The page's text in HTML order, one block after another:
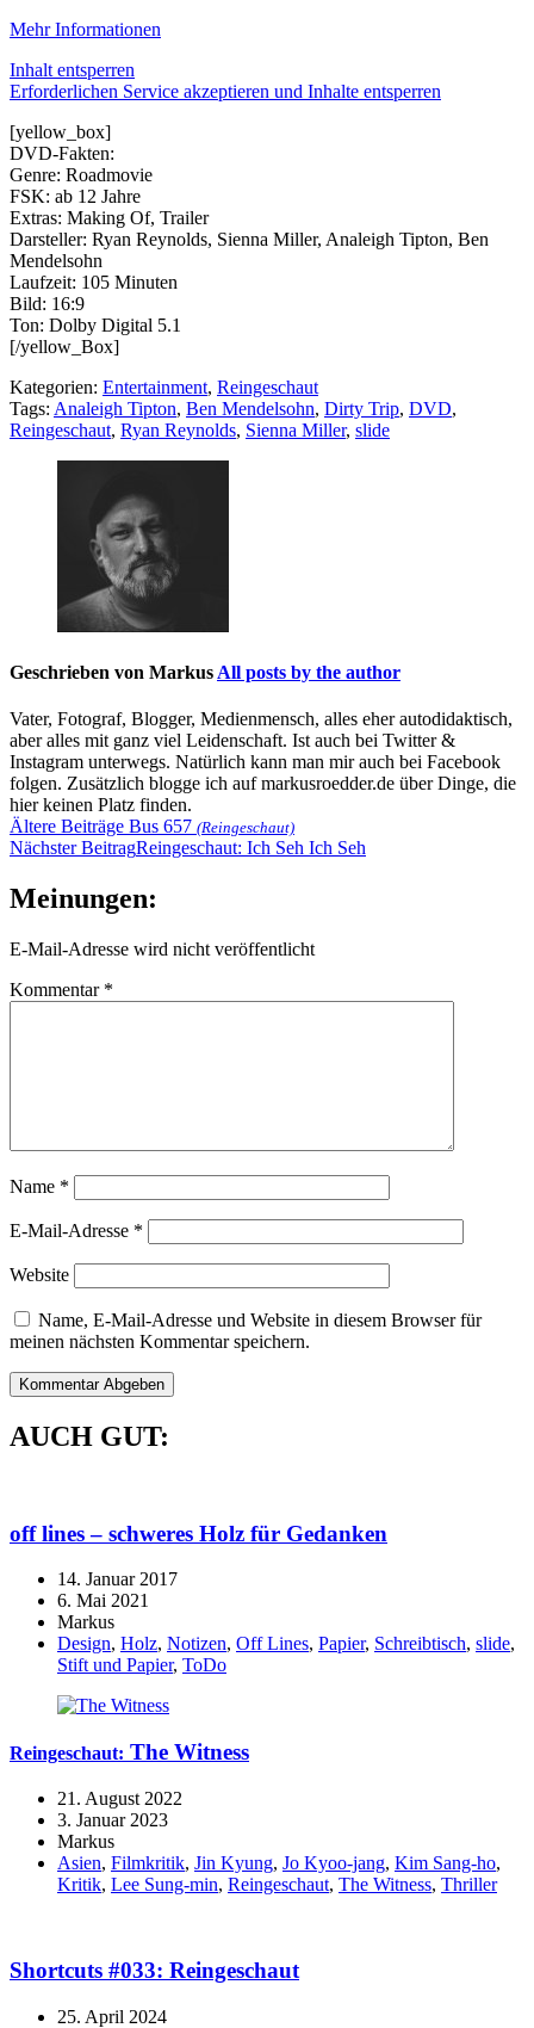
Mehr Informationen
Inhalt entsperren
Erforderlichen Service akzeptieren und Inhalte entsperren
[yellow_box]
DVD-Fakten:
Genre: Roadmovie
FSK: ab 12 Jahre
Extras: Making Of, Trailer
Darsteller: Ryan Reynolds, Sienna Miller, Analeigh Tipton, Ben
Mendelsohn
Laufzeit: 105 Minuten
Bild: 16:9
Ton: Dolby Digital 5.1
[/yellow_Box]
Kategorien: Entertainment, Reingeschaut
Tags: Analeigh Tipton, Ben Mendelsohn, Dirty Trip, DVD,
Reingeschaut, Ryan Reynolds, Sienna Miller, slide
Geschrieben von Markus All posts by the author
Vater, Fotograf, Blogger, Medienmensch, alles eher autodidaktisch,
aber alles mit ganz viel Leidenschaft. Ist auch bei Twitter &
Instagram unterwegs. Natürlich kann man mir auch bei Facebook
folgen. Zusätzlich blogge ich auf markusroedder.de über Dinge, die
hier keinen Platz finden.
Beitragsnavigation
Ältere Beiträge Bus 657 (Reingeschaut)
Nächster BeitragReingeschaut: Ich Seh Ich Seh
Meinungen:
E-Mail-Adresse wird nicht veröffentlicht
Kommentar *
Name *
E-Mail-Adresse *
Website
Name, E-Mail-Adresse und Website in diesem Browser für
meinen nächsten Kommentar speichern.
AUCH GUT:
off lines – schweres Holz für Gedanken
14. Januar 2017
6. Mai 2021
Markus
Design, Holz, Notizen, Off Lines, Papier, Schreibtisch, slide,
Stift und Papier, ToDo
Reingeschaut: The Witness
21. August 2022
3. Januar 2023
Markus
Asien, Filmkritik, Jin Kyung, Jo Kyoo-jang, Kim Sang-ho,
Kritik, Lee Sung-min, Reingeschaut, The Witness, Thriller
Shortcuts #033: Reingeschaut
25. April 2024